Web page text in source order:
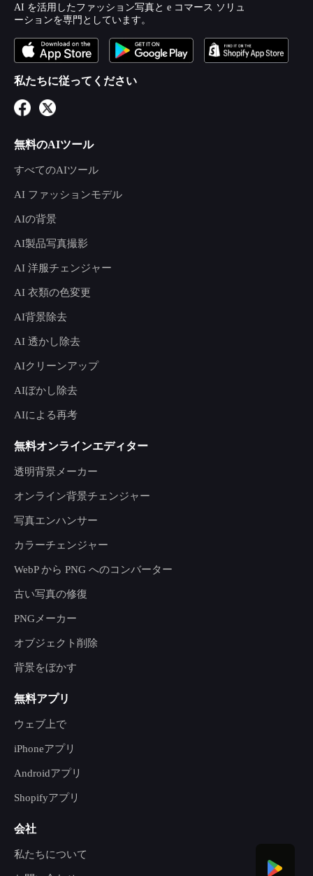
AI を活用したファッション写真と e コマース ソリュ
ーションを専門としています。
私たちに従ってください
無料のAIツール
すべてのAIツール
AI ファッションモデル
AIの背景
AI製品写真撮影
AI 洋服チェンジャー
AI 衣類の色変更
AI背景除去
AI 透かし除去
AIクリーンアップ
AIぼかし除去
AIによる再考
無料オンラインエディター
透明背景メーカー
オンライン背景チェンジャー
写真エンハンサー
カラーチェンジャー
WebP から PNG へのコンバーター
古い写真の修復
PNGメーカー
オブジェクト削除
背景をぼかす
無料アプリ
ウェブ上で
iPhoneアプリ
Androidアプリ
Shopifyアプリ
会社
私たちについて